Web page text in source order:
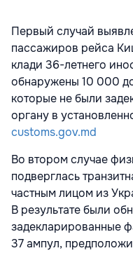
Первый случай
пассажиров рейса
клади 36-летнего
обнаружены 10 000
которые не были
органу в
customs.gov.md
Во втором случае
подверглась
частным лицом из
В результате были
задекларированные
37 ампул,